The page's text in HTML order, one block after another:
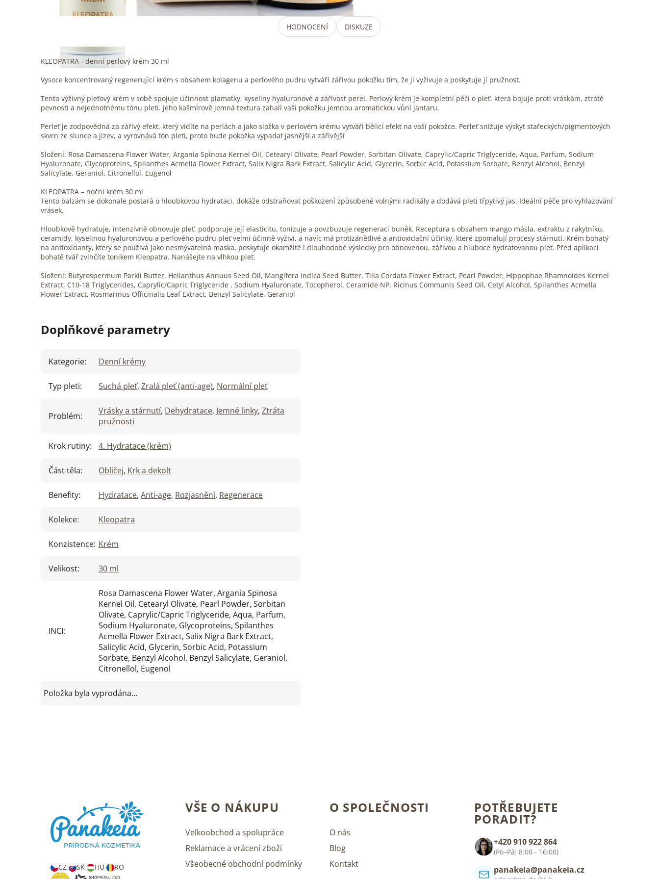
HODNOCENÍ DISKUZE
KLEOPATRA - denní perlový krém 30 ml
Vysoce koncentrovaný regenerující krém s obsahem kolagenu a perlového pudru vytváří zářivou pokožku tím, že ji vyživuje a poskytuje jí pružnost.
Tento výživný pleťový krém v sobě spojuje účinnost plamatky, kyseliny hyaluronové a zářivost perel. Perlový krém je kompletní péčí o pleť, která bojuje proti vráskám, ztrátě
pevnosti a nejednotnému tónu pleti. Jeho kašmírově jemná textura zahalí vaši pokožku jemnou aromatickou vůní jantaru.
Perleť je zodpovědná za zářivý efekt, který vidíte na perlách a jako složka v perlovém krému vytváří bělící efekt na vaší pokožce. Perleť snižuje výskyt stařeckých/pigmentových
skvrn ze slunce a jizev, a vyrovnává tón pleti, proto bude pokožka vypadat jasnější a zářivější
Složení: Rosa Damascena Flower Water, Argania Spinosa Kernel Oil, Cetearyl Olivate, Pearl Powder, Sorbitan Olivate, Caprylic/Capric Triglyceride, Aqua, Parfum, Sodium
Hyaluronate, Glycoproteins, Spilanthes Acmella Flower Extract, Salix Nigra Bark Extract, Salicylic Acid, Glycerin, Sorbic Acid, Potassium Sorbate, Benzyl Alcohol, Benzyl
Salicylate, Geraniol, Citronellol, Eugenol
KLEOPATRA – noční krém 30 ml
Tento balzám se dokonale postará o hloubkovou hydrataci, dokáže odstraňovat poškození způsobené volnými radikály a dodává pleti třpytivý jas. Ideální péče pro vyhlazování
vrásek.
Hloubkově hydratuje, intenzivně obnovuje pleť, podporuje její elasticitu, tonizuje a povzbuzuje regeneraci buněk. Receptura s obsahem mango másla, extraktu z rakytníku,
ceramidy, kyselinou hyaluronovou a perlového pudru pleť velmi účinně vyživí, a navíc má protizánětlivé a antioxidační účinky, které zpomalují procesy stárnutí. Krém bohatý
na antioxidanty, který se používá jako nesmývatelná maska, poskytuje okamžité i dlouhodobé výsledky pro obnovenou, zářivou a hluboce hydratovanou pleť. Před aplikací
bohatě tvář zvlhčíte tonikem Kleopatra. Nanášejte na vlhkou pleť.
Složení: Butyrospermum Parkii Butter, Helianthus Annuus Seed Oil, Mangifera Indica Seed Butter, Tilia Cordata Flower Extract, Pearl Powder, Hippophae Rhamnoides Kernel
Extract, C10-18 Triglycerides, Caprylic/Capric Triglyceride , Sodium Hyaluronate, Tocopherol, Ceramide NP, Ricinus Communis Seed Oil, Cetyl Alcohol, Spilanthes Acmella
Flower Extract, Rosmarinus Officinalis Leaf Extract, Benzyl Salicylate, Geraniol
Doplňkové parametry
Kategorie: Denní krémy
Typ pleti: Suchá pleť, Zralá pleť (anti-age), Normální pleť
Problém: Vrásky a stárnutí, Dehydratace, Jemné linky, Ztráta
pružnosti
Krok rutiny: 4. Hydratace (krém)
Část těla: Obličej, Krk a dekolt
Benefity: Hydratace, Anti-age, Rozjasnění, Regenerace
Kolekce: Kleopatra
Konzistence: Krém
Velikost: 30 ml
INCI:
Rosa Damascena Flower Water, Argania Spinosa
Kernel Oil, Cetearyl Olivate, Pearl Powder, Sorbitan
Olivate, Caprylic/Capric Triglyceride, Aqua, Parfum,
Sodium Hyaluronate, Glycoproteins, Spilanthes
Acmella Flower Extract, Salix Nigra Bark Extract,
Salicylic Acid, Glycerin, Sorbic Acid, Potassium
Sorbate, Benzyl Alcohol, Benzyl Salicylate, Geraniol,
Citronellol, Eugenol
Položka byla vyprodána…
CZ SK HU RO
VŠE O NÁKUPU
Velkoobchod a spolupráce
Reklamace a vrácení zboží
Všeobecné obchodní podmínky
O SPOLEČNOSTI
O nás
Blog
Kontakt
POTŘEBUJETE
PORADIT?
+420 910 922 864
(Po–Pá: 8:00 - 16:00)
panakeia@panakeia.cz